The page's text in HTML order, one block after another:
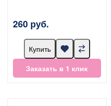
260 руб.
Купить
Заказать в 1 клик